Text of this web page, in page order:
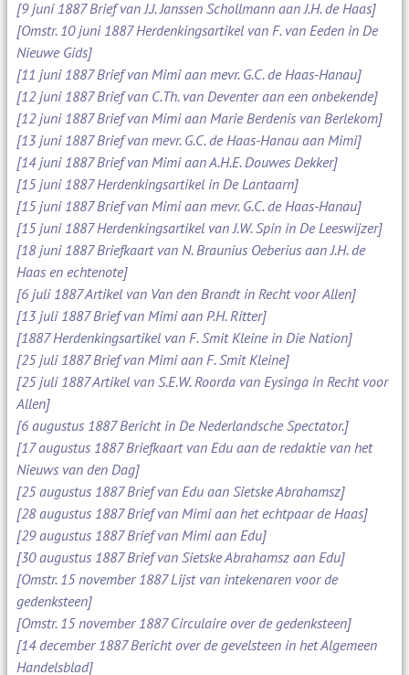
[9 juni 1887 Brief van J.J. Janssen Schollmann aan J.H. de Haas]
[Omstr. 10 juni 1887 Herdenkingsartikel van F. van Eeden in De
Nieuwe Gids]
[11 juni 1887 Brief van Mimi aan mevr. G.C. de Haas-Hanau]
[12 juni 1887 Brief van C.Th. van Deventer aan een onbekende]
[12 juni 1887 Brief van Mimi aan Marie Berdenis van Berlekom]
[13 juni 1887 Brief van mevr. G.C. de Haas-Hanau aan Mimi]
[14 juni 1887 Brief van Mimi aan A.H.E. Douwes Dekker]
[15 juni 1887 Herdenkingsartikel in De Lantaarn]
[15 juni 1887 Brief van Mimi aan mevr. G.C. de Haas-Hanau]
[15 juni 1887 Herdenkingsartikel van J.W. Spin in De Leeswijzer]
[18 juni 1887 Briefkaart van N. Braunius Oeberius aan J.H. de
Haas en echtenote]
[6 juli 1887 Artikel van Van den Brandt in Recht voor Allen]
[13 juli 1887 Brief van Mimi aan P.H. Ritter]
[1887 Herdenkingsartikel van F. Smit Kleine in Die Nation]
[25 juli 1887 Brief van Mimi aan F. Smit Kleine]
[25 juli 1887 Artikel van S.E.W. Roorda van Eysinga in Recht voor
Allen]
[6 augustus 1887 Bericht in De Nederlandsche Spectator.]
[17 augustus 1887 Briefkaart van Edu aan de redaktie van het
Nieuws van den Dag]
[25 augustus 1887 Brief van Edu aan Sietske Abrahamsz]
[28 augustus 1887 Brief van Mimi aan het echtpaar de Haas]
[29 augustus 1887 Brief van Mimi aan Edu]
[30 augustus 1887 Brief van Sietske Abrahamsz aan Edu]
[Omstr. 15 november 1887 Lijst van intekenaren voor de
gedenksteen]
[Omstr. 15 november 1887 Circulaire over de gedenksteen]
[14 december 1887 Bericht over de gevelsteen in het Algemeen
Handelsblad]